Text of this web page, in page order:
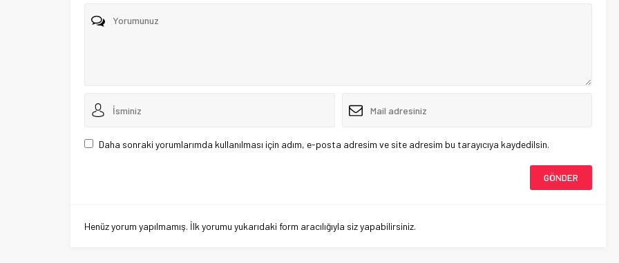
Daha sonraki yorumlarımda kullanılması için adım, e-posta adresim ve site adresim bu tarayıcıya kaydedilsin.
Henüz yorum yapılmamış. İlk yorumu yukarıdaki form aracılığıyla siz yapabilirsiniz.